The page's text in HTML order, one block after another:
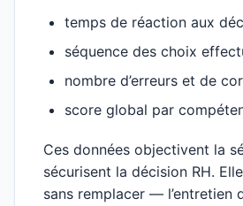
temps de réaction aux
séquence des choix
nombre d’erreurs et de
score global par
Ces données objectivent la
sécurisent la décision RH.
sans remplacer — l’entretien